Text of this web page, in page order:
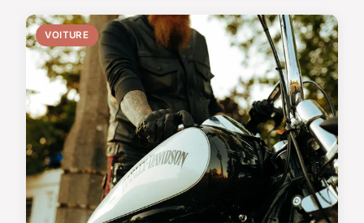
VOITURE